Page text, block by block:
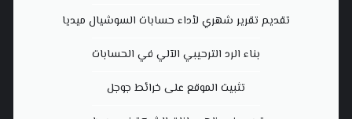
تقديم تقرير شهري لأداء حسابات السوشيال ميديا
بناء الرد الترحيبي الآلي في الحسابات
تثبيت الموقع على خرائط جوجل